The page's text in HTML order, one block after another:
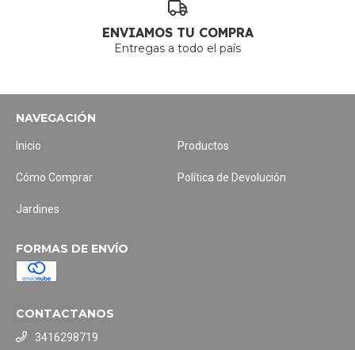
ENVIAMOS TU COMPRA
Entregas a todo el país
NAVEGACIÓN
Inicio Productos
Cómo Comprar Política de Devolución
Jardines
FORMAS DE ENVÍO
CONTACTANOS
3416298719